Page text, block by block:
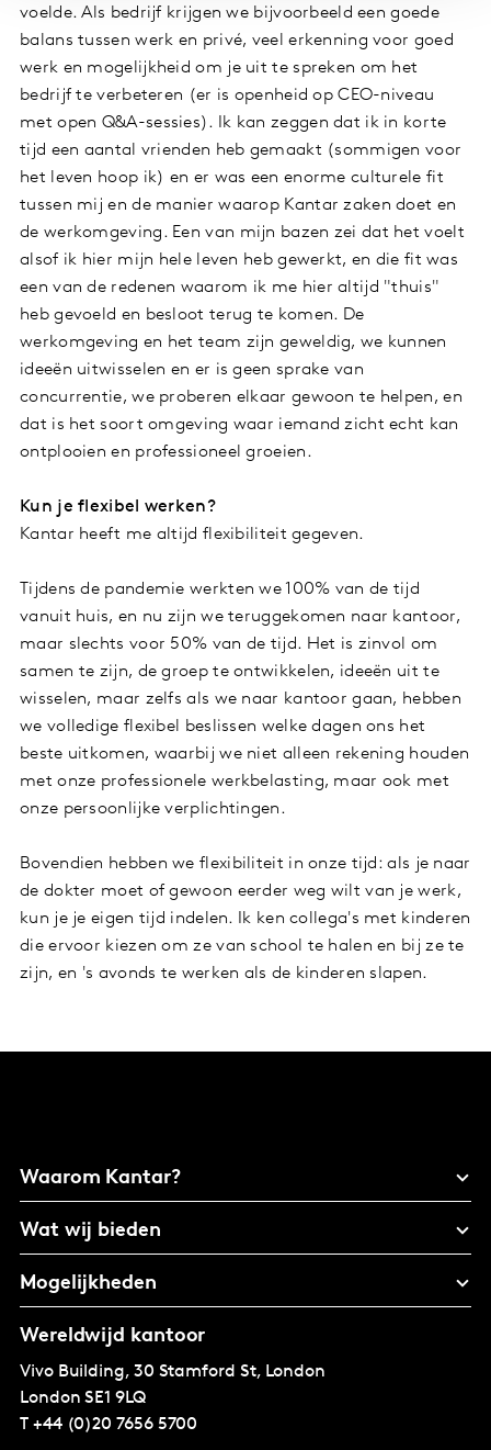
voelde. Als bedrijf krijgen we bijvoorbeeld een goede
balans tussen werk en privé, veel erkenning voor goed
werk en mogelijkheid om je uit te spreken om het
bedrijf te verbeteren (er is openheid op CEO-niveau
met open Q&A-sessies). Ik kan zeggen dat ik in korte
tijd een aantal vrienden heb gemaakt (sommigen voor
het leven hoop ik) en er was een enorme culturele fit
tussen mij en de manier waarop Kantar zaken doet en
de werkomgeving. Een van mijn bazen zei dat het voelt
alsof ik hier mijn hele leven heb gewerkt, en die fit was
een van de redenen waarom ik me hier altijd "thuis"
heb gevoeld en besloot terug te komen. De
werkomgeving en het team zijn geweldig, we kunnen
ideeën uitwisselen en er is geen sprake van
concurrentie, we proberen elkaar gewoon te helpen, en
dat is het soort omgeving waar iemand zicht echt kan
ontplooien en professioneel groeien.
Kun je flexibel werken?
Kantar heeft me altijd flexibiliteit gegeven.
Tijdens de pandemie werkten we 100% van de tijd
vanuit huis, en nu zijn we teruggekomen naar kantoor,
maar slechts voor 50% van de tijd. Het is zinvol om
samen te zijn, de groep te ontwikkelen, ideeën uit te
wisselen, maar zelfs als we naar kantoor gaan, hebben
we volledige flexibel beslissen welke dagen ons het
beste uitkomen, waarbij we niet alleen rekening houden
met onze professionele werkbelasting, maar ook met
onze persoonlijke verplichtingen.
Bovendien hebben we flexibiliteit in onze tijd: als je naar
de dokter moet of gewoon eerder weg wilt van je werk,
kun je je eigen tijd indelen. Ik ken collega's met kinderen
die ervoor kiezen om ze van school te halen en bij ze te
zijn, en 's avonds te werken als de kinderen slapen.
Waarom Kantar?
Wat wij bieden
Mogelijkheden
Wereldwijd kantoor
Vivo Building, 30 Stamford St, London
London SE1 9LQ
T +44 (0)20 7656 5700